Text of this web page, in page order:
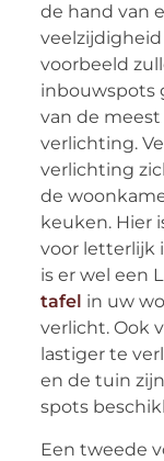
de hand van
veelzijdigheid
voorbeeld
inbouwspots
van de
verlichting.
verlichting
de
keuken. Hier
voor letterlijk
is er wel een
tafel in uw
verlicht. Ook
lastiger te
en de tuin
spots
Een tweede